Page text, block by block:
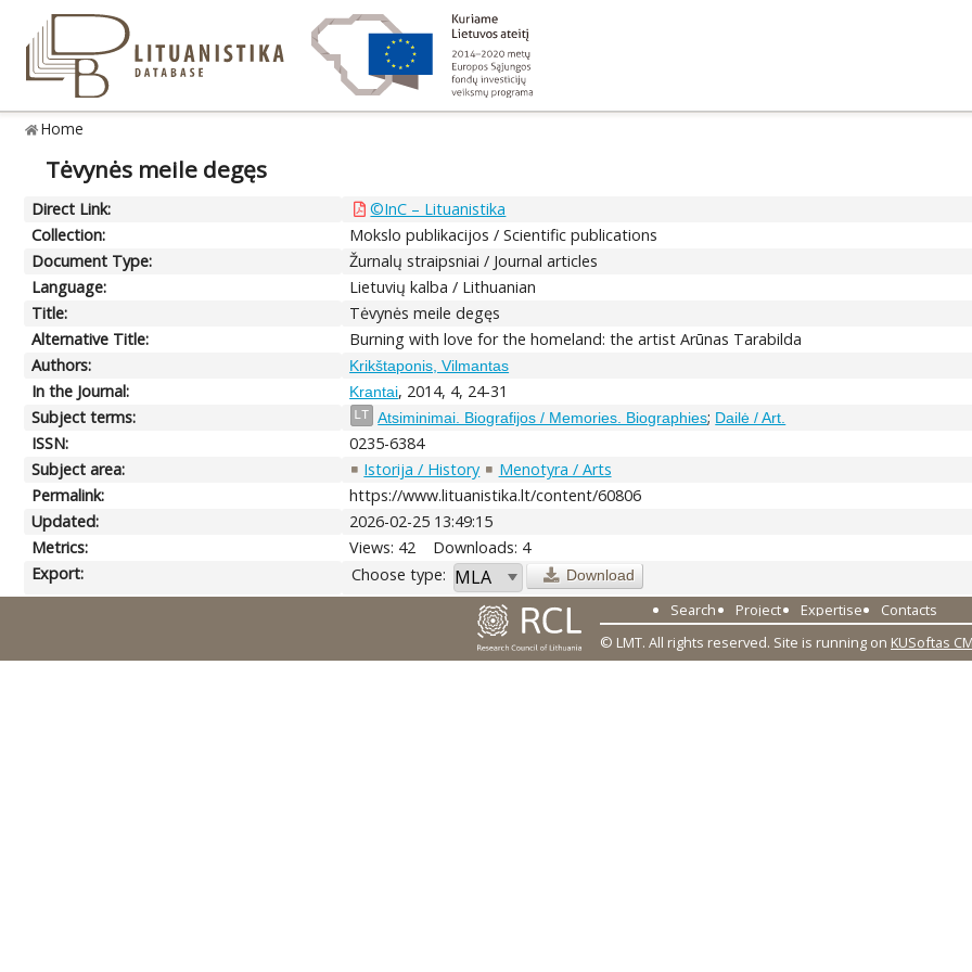
Home
Tėvynės meile degęs
Direct Link:
©InC – Lituanistika
Collection:
Mokslo publikacijos / Scientific publications
Document Type:
Žurnalų straipsniai / Journal articles
Language:
Lietuvių kalba / Lithuanian
Title:
Tėvynės meile degęs
Alternative Title:
Burning with love for the homeland: the artist Arūnas Tarabilda
Authors:
Krikštaponis, Vilmantas
In the Journal: Krantai, 2014, 4, 24-31
Subject terms:
LT Atsiminimai. Biografijos / Memories. Biographies; Dailė / Art.
ISSN:
0235-6384
Subject area:
Istorija / History
Menotyra / Arts
Permalink:
https://www.lituanistika.lt/content/60806
Updated:
2026-02-25 13:49:15
Metrics:
Views: 42
Downloads: 4
Export:
Choose type: Download
Search Project Expertise
Contacts
© LMT. All rights reserved. Site is running on KUSoftas